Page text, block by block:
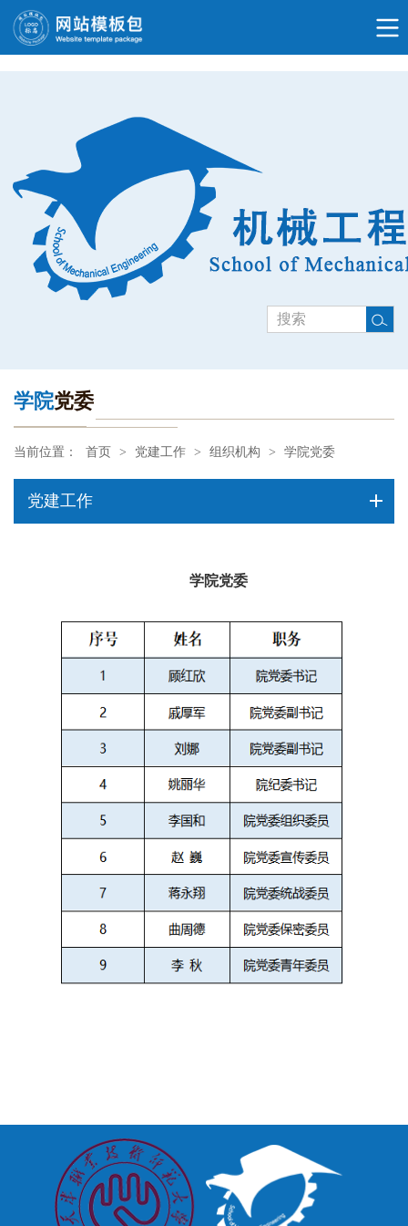
学院党委
当前位置： 首页 > 党建工作 > 组织机构 > 学院党委
党建工作
学院党委